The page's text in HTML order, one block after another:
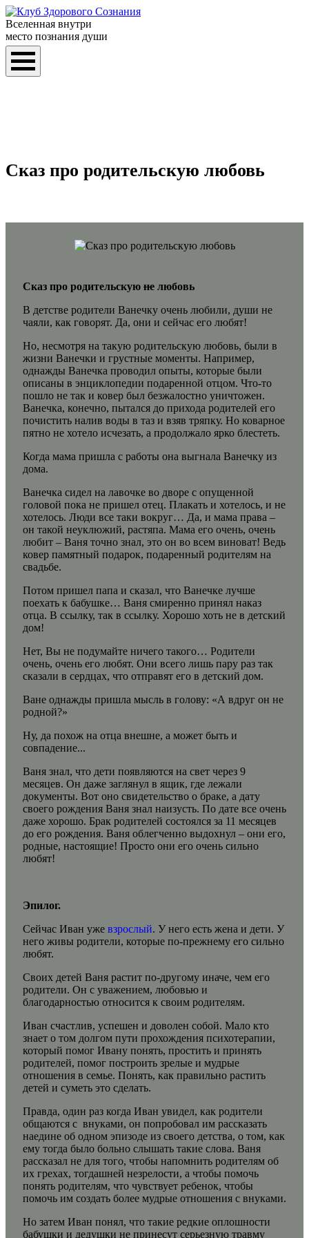
Вселенная внутри
место познания души
Сказ про родительскую любовь
Сказ про родительскую не любовь
В детстве родители Ванечку очень любили, души не
чаяли, как говорят. Да, они и сейчас его любят!
Но, несмотря на такую родительскую любовь, были в
жизни Ванечки и грустные моменты. Например,
однажды Ванечка проводил опыты, которые были
описаны в энциклопедии подаренной отцом. Что-то
пошло не так и ковер был безжалостно уничтожен.
Ванечка, конечно, пытался до прихода родителей его
почистить налив воды в таз и взяв тряпку. Но коварное
пятно не хотело исчезать, а продолжало ярко блестеть.
Когда мама пришла с работы она выгнала Ванечку из
дома.
Ванечка сидел на лавочке во дворе с опущенной
головой пока не пришел отец. Плакать и хотелось, и не
хотелось. Люди все таки вокруг… Да, и мама права –
он такой неуклюжий, растяпа. Мама его очень, очень
любит – Ваня точно знал, это он во всем виноват! Ведь
ковер памятный подарок, подаренный родителям на
свадьбе.
Потом пришел папа и сказал, что Ванечке лучше
поехать к бабушке… Ваня смиренно принял наказ
отца. В ссылку, так в ссылку. Хорошо хоть не в детский
дом!
Нет, Вы не подумайте ничего такого… Родители
очень, очень его любят. Они всего лишь пару раз так
сказали в сердцах, что отправят его в детский дом.
Ване однажды пришла мысль в голову: «А вдруг он не
родной?»
Ну, да похож на отца внешне, а может быть и
совпадение...
Ваня знал, что дети появляются на свет через 9
месяцев. Он даже заглянул в ящик, где лежали
документы. Вот оно свидетельство о браке, а дату
своего рождения Ваня знал наизусть. По дате все очень
даже хорошо. Брак родителей состоялся за 11 месяцев
до его рождения. Ваня облегченно выдохнул – они его,
родные, настоящие! Просто они его очень сильно
любят!
Эпилог.
Сейчас Иван уже взрослый. У него есть жена и дети. У
него живы родители, которые по-прежнему его сильно
любят.
Своих детей Ваня растит по-другому иначе, чем его
родители. Он с уважением, любовью и
благодарностью относится к своим родителям.
Иван счастлив, успешен и доволен собой. Мало кто
знает о том долгом пути прохождения психотерапии,
который помог Ивану понять, простить и принять
родителей, помог построить зрелые и мудрые
отношения в семье. Понять, как правильно растить
детей и суметь это сделать.
Правда, один раз когда Иван увидел, как родители
общаются с внуками, он попробовал им рассказать
наедине об одном эпизоде из своего детства, о том, как
ему тогда было больно слышать такие слова. Ваня
рассказал не для того, чтобы напомнить родителям об
их грехах, тогдашней незрелости, а чтобы помочь
понять родителям, что чувствует ребенок, чтобы
помочь им создать более мудрые отношения с внуками.
Но затем Иван понял, что такие редкие оплошности
бабушки и дедушки не принесут серьезную травму